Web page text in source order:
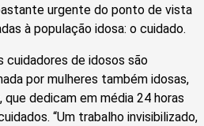
urgente do ponto de vista
à população idosa: o cuidado.
cuidadores de idosos são
por mulheres também idosas,
dedicam em média 24 horas
“Um trabalho invisibilizado,